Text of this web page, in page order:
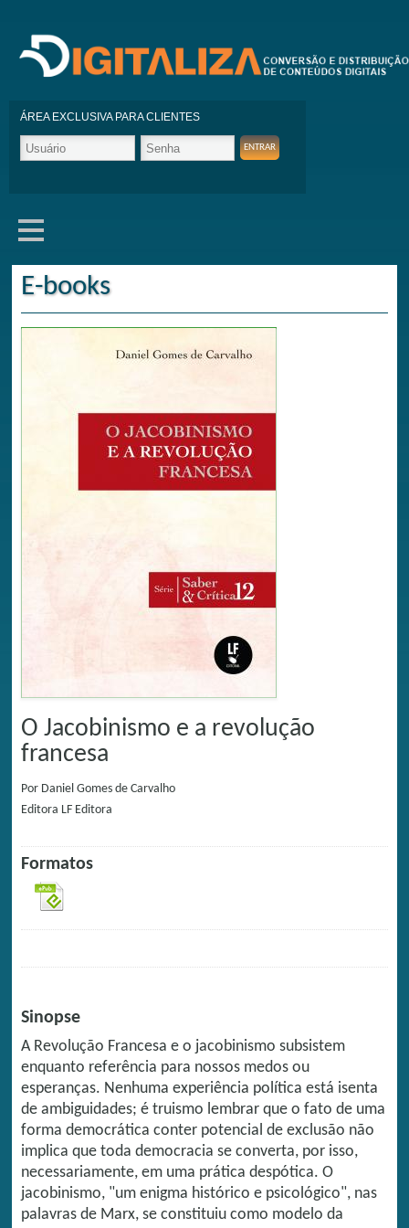
ÁREA EXCLUSIVA PARA CLIENTES
E-books
O Jacobinismo e a revolução
francesa
Por Daniel Gomes de Carvalho
Editora LF Editora
Formatos
Sinopse
A Revolução Francesa e o jacobinismo subsistem
enquanto referência para nossos medos ou
esperanças. Nenhuma experiência política está isenta
de ambiguidades; é truismo lembrar que o fato de uma
forma democrática conter potencial de exclusão não
implica que toda democracia se converta, por isso,
necessariamente, em uma prática despótica. O
jacobinismo, "um enigma histórico e psicológico", nas
palavras de Marx, se constituiu como modelo da